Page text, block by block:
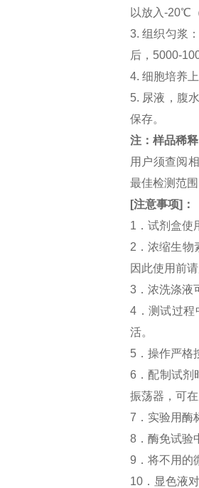
以放入-20℃
3. 组织匀浆
后，5000-
4. 细胞培养
5. 尿液，腹
保存。
注：样品稀
用户须查阅
最佳检测范
[注意事项] ：
1．试剂盒使
2．浓缩生物
因此使用前
3．浓洗涤液
4．测试过程
活。
5．操作严格
6．配制试剂
振荡器，可
7．实验用酶
8．酶免试验
9．将不用的
10．显色液